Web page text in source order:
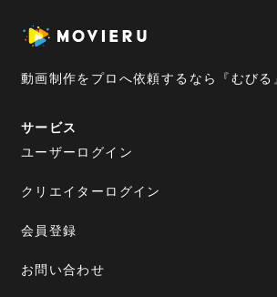
動画制作をプロへ依頼するなら『むびる
サービス
ユーザーログイン
クリエイターログイン
会員登録
お問い合わせ